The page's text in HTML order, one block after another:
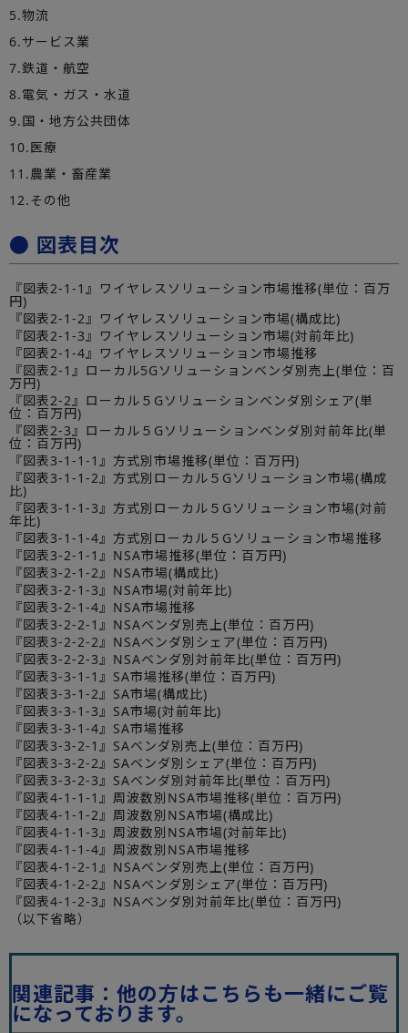
5.物流
6.サービス業
7.鉄道・航空
8.電気・ガス・水道
9.国・地方公共団体
10.医療
11.農業・畜産業
12.その他
● 図表目次
『図表2-1-1』ワイヤレスソリューション市場推移(単位：百万
円)
『図表2-1-2』ワイヤレスソリューション市場(構成比)
『図表2-1-3』ワイヤレスソリューション市場(対前年比)
『図表2-1-4』ワイヤレスソリューション市場推移
『図表2-1』ローカル5Gソリューションベンダ別売上(単位：百
万円)
『図表2-2』ローカル５Gソリューションベンダ別シェア(単
位：百万円)
『図表2-3』ローカル５Gソリューションベンダ別対前年比(単
位：百万円)
『図表3-1-1-1』方式別市場推移(単位：百万円)
『図表3-1-1-2』方式別ローカル５Gソリューション市場(構成
比)
『図表3-1-1-3』方式別ローカル５Gソリューション市場(対前
年比)
『図表3-1-1-4』方式別ローカル５Gソリューション市場推移
『図表3-2-1-1』NSA市場推移(単位：百万円)
『図表3-2-1-2』NSA市場(構成比)
『図表3-2-1-3』NSA市場(対前年比)
『図表3-2-1-4』NSA市場推移
『図表3-2-2-1』NSAベンダ別売上(単位：百万円)
『図表3-2-2-2』NSAベンダ別シェア(単位：百万円)
『図表3-2-2-3』NSAベンダ別対前年比(単位：百万円)
『図表3-3-1-1』SA市場推移(単位：百万円)
『図表3-3-1-2』SA市場(構成比)
『図表3-3-1-3』SA市場(対前年比)
『図表3-3-1-4』SA市場推移
『図表3-3-2-1』SAベンダ別売上(単位：百万円)
『図表3-3-2-2』SAベンダ別シェア(単位：百万円)
『図表3-3-2-3』SAベンダ別対前年比(単位：百万円)
『図表4-1-1-1』周波数別NSA市場推移(単位：百万円)
『図表4-1-1-2』周波数別NSA市場(構成比)
『図表4-1-1-3』周波数別NSA市場(対前年比)
『図表4-1-1-4』周波数別NSA市場推移
『図表4-1-2-1』NSAベンダ別売上(単位：百万円)
『図表4-1-2-2』NSAベンダ別シェア(単位：百万円)
『図表4-1-2-3』NSAベンダ別対前年比(単位：百万円)
（以下省略）
関連記事：他の方はこちらも一緒にご覧
になっております。